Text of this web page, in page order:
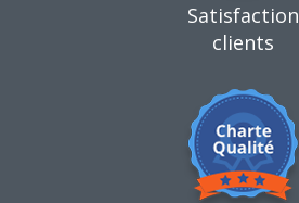
Satisfaction
clients